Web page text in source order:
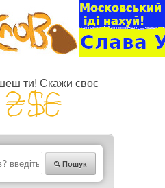
ти! Скажи своє
Пошук